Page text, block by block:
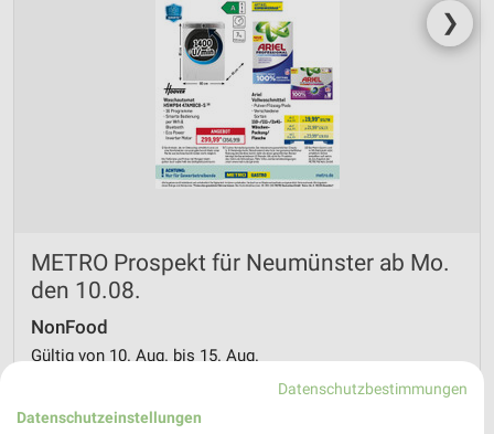
❯
METRO Prospekt für Neumünster ab Mo.
den 10.08.
NonFood
Gültig von 10. Aug. bis 15. Aug.
Datenschutzbestimmungen
Datenschutzeinstellungen